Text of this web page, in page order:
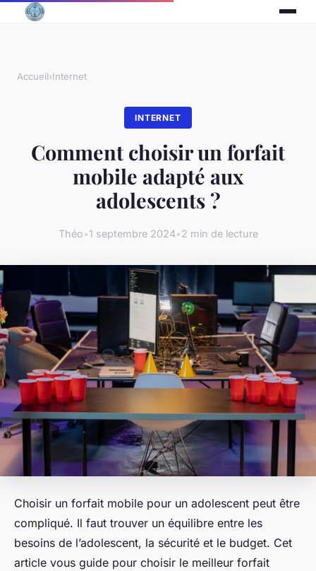
Accueil›Internet
INTERNET
Comment choisir un forfait
mobile adapté aux
adolescents ?
Théo•1 septembre 2024•2 min de lecture
Choisir un forfait mobile pour un adolescent peut être
compliqué. Il faut trouver un équilibre entre les
besoins de l’adolescent, la sécurité et le budget. Cet
article vous guide pour choisir le meilleur forfait